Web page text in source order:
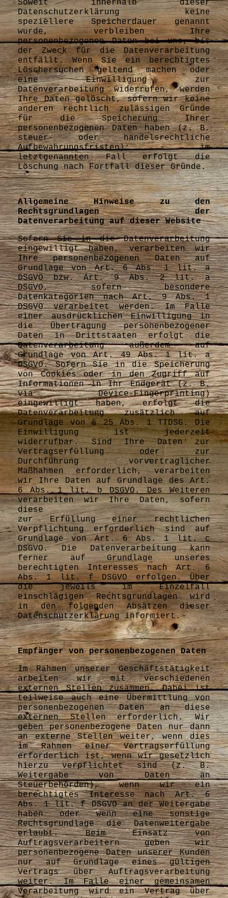
Soweit innerhalb dieser
Datenschutzerklärung keine
speziellere Speicherdauer genannt
wurde, verbleiben Ihre
personenbezogenen Daten bei uns, bis
der Zweck für die Datenverarbeitung
entfällt. Wenn Sie ein berechtigtes
Löschersuchen geltend machen oder
eine Einwilligung zur
Datenverarbeitung widerrufen, werden
Ihre Daten gelöscht, sofern wir keine
anderen rechtlich zulässigen Gründe
für die Speicherung Ihrer
personenbezogenen Daten haben (z. B.
steuer- oder handelsrechtliche
Aufbewahrungsfristen); im
letztgenannten Fall erfolgt die
Löschung nach Fortfall dieser Gründe.
Allgemeine Hinweise zu den
Rechtsgrundlagen der
Datenverarbeitung auf dieser Website
Sofern Sie in die Datenverarbeitung
eingewilligt haben, verarbeiten wir
Ihre personenbezogenen Daten auf
Grundlage von Art. 6 Abs. 1 lit. a
DSGVO bzw. Art. 9 Abs. 2 lit. a
DSGVO, sofern besondere
Datenkategorien nach Art. 9 Abs. 1
DSGVO verarbeitet werden. Im Falle
einer ausdrücklichen Einwilligung in
die Übertragung personenbezogener
Daten in Drittstaaten erfolgt die
Datenverarbeitung außerdem auf
Grundlage von Art.
49 Abs. 1 lit. a
DSGVO. Sofern Sie in die Speicherung
von Cookies oder in den Zugriff auf
Informationen in Ihr Endgerät (z. B.
via Device-Fingerprinting)
eingewilligt haben, erfolgt die
Datenverarbeitung zusätzlich auf
Grundlage von § 25 Abs. 1 TTDSG. Die
Einwilligung ist jederzeit
widerrufbar. Sind Ihre Daten zur
Vertragserfüllung oder zur
Durchführung vorvertraglicher
Maßnahmen erforderlich, verarbeiten
wir Ihre Daten auf Grundlage des Art.
6 Abs. 1 lit. b DSGVO. Des Weiteren
verarbeiten wir Ihre Daten, sofern
diese
zur Erfüllung einer rechtlichen
Verpflichtung erforderlich sind auf
Grundlage von Art. 6 Abs. 1 lit. c
DSGVO. Die Datenverarbeitung kann
ferner auf Grundlage unseres
berechtigten Interesses nach Art. 6
Abs. 1 lit. f DSGVO erfolgen. Über
die jeweils im Einzelfall
einschlägigen Rechtsgrundlagen wird
in den folgenden Absätzen dieser
Datenschutzerklärung informiert.
Empfänger von personenbezogenen Daten
Im Rahmen unserer Geschäftstätigkeit
arbeiten wir mit verschiedenen
externen Stellen zusammen. Dabei ist
teilweise auch eine Übermittlung von
personenbezogenen Daten an diese
externen Stellen erforderlich. Wir
geben personenbezogene Daten nur dann
an externe Stellen weiter, wenn dies
im Rahmen einer Vertragserfüllung
erforderlich ist, wenn wir gesetzlich
hierzu verpflichtet sind (z. B.
Weitergabe von Daten an
Steuerbehörden), wenn wir ein
berechtigtes Interesse nach Art. 6
Abs. 1 lit. f DSGVO an der Weitergabe
haben oder wenn eine sonstige
Rechtsgrundlage die Datenweitergabe
erlaubt. Beim Einsatz von
Auftragsverarbeitern geben wir
personenbezogene Daten unserer Kunden
nur auf Grundlage eines gültigen
Vertrags über Auftragsverarbeitung
weiter. Im Falle einer gemeinsamen
Verarbeitung wird ein Vertrag über